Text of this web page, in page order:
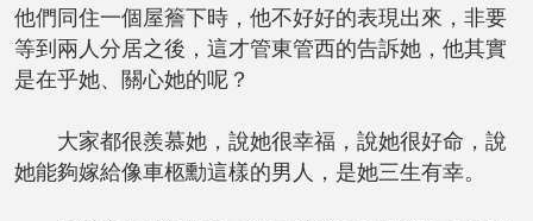
他們同住一個屋簷下時，他不好好的表現出來，非要
等到兩人分居之後，這才管東管西的告訴她，他其實
是在乎她、關心她的呢？
大家都很羨慕她，說她很幸福，說她很好命，說
她能夠嫁給像車柩勳這樣的男人，是她三生有幸。